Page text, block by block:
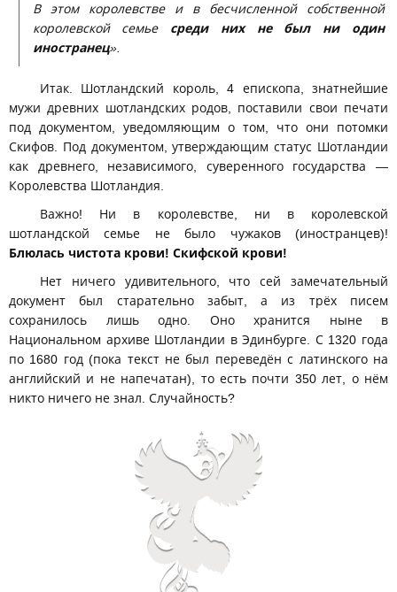
В этом королевстве и в бесчисленной собственной
королевской семье среди них не был ни один
иностранец».
Итак. Шотландский король, 4 епископа, знатнейшие
мужи древних шотландских родов, поставили свои печати
под документом, уведомляющим о том, что они потомки
Скифов. Под документом, утверждающим статус Шотландии
как древнего, независимого, суверенного государства —
Королевства Шотландия.
Важно! Ни в королевстве, ни в королевской
шотландской семье не было чужаков (иностранцев)!
Блюлась чистота крови! Скифской крови!
Нет ничего удивительного, что сей замечательный
документ был старательно забыт, а из трёх писем
сохранилось лишь одно. Оно хранится ныне в
Национальном архиве Шотландии в Эдинбурге. С 1320 года
по 1680 год (пока текст не был переведён с латинского на
английский и не напечатан), то есть почти 350 лет, о нём
никто ничего не знал. Случайность?